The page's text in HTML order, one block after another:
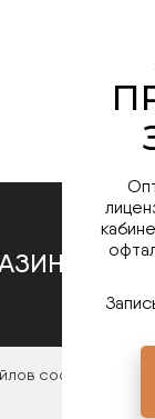
cookies. Чтобы